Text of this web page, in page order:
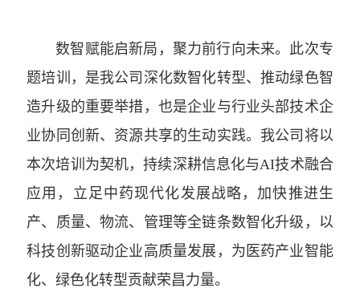
数智赋能启新局，聚力前行向未来。此次专
题培训，是我公司深化数智化转型、推动绿色智
造升级的重要举措，也是企业与行业头部技术企
业协同创新、资源共享的生动实践。我公司将以
本次培训为契机，持续深耕信息化与AI技术融合
应用，立足中药现代化发展战略，加快推进生
产、质量、物流、管理等全链条数智化升级，以
科技创新驱动企业高质量发展，为医药产业智能
化、绿色化转型贡献荣昌力量。